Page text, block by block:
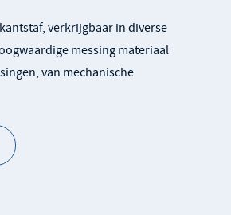
verkrijgbaar in diverse
messing materiaal
van mechanische